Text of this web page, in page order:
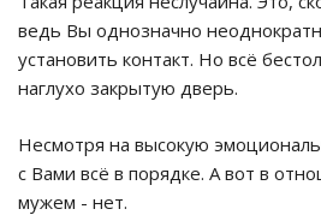
ведь Вы однозначно
установить контакт. Но всё
наглухо закрытую дверь.
Несмотря на высокую
с Вами всё в порядке. А вот в
мужем - нет.